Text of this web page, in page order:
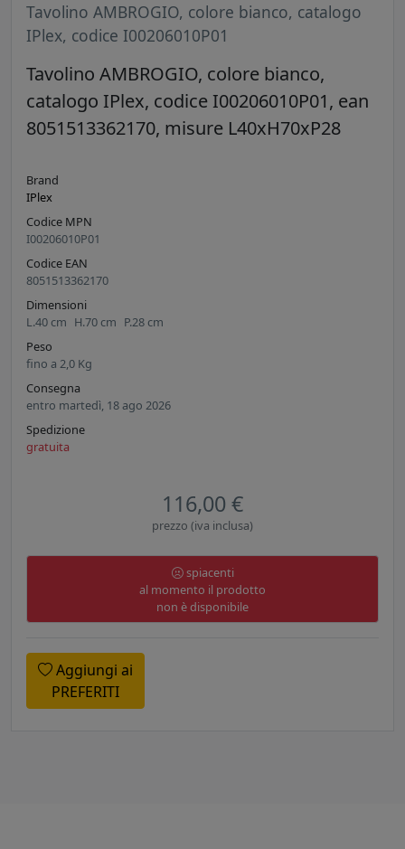
Tavolino AMBROGIO, colore bianco, catalogo
IPlex, codice I00206010P01
Tavolino AMBROGIO, colore bianco,
catalogo IPlex, codice I00206010P01, ean
8051513362170, misure L40xH70xP28
Brand
IPlex
Codice MPN
I00206010P01
Codice EAN
8051513362170
Dimensioni
L.40 cm H.70 cm P.28 cm
Peso
fino a 2,0 Kg
Consegna
entro martedì, 18 ago 2026
Spedizione
gratuita
116,00 €
prezzo (iva inclusa)
spiacenti
al momento il prodotto
non è disponibile
Aggiungi ai
PREFERITI